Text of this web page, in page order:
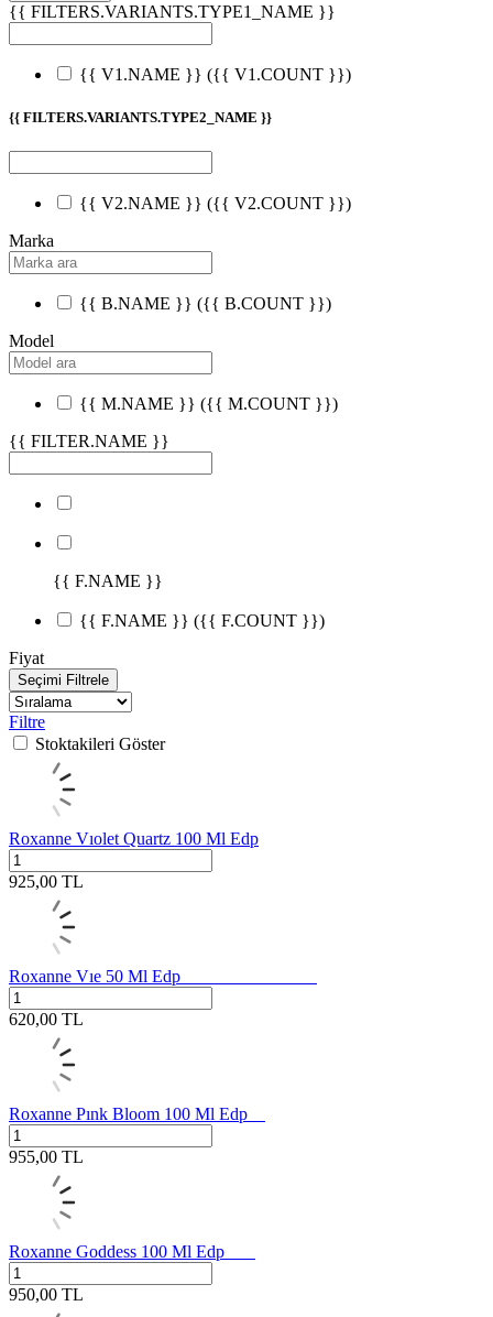
{{ FILTERS.VARIANTS.TYPE1_NAME }}
{{ V1.NAME }} ({{ V1.COUNT }})
{{ FILTERS.VARIANTS.TYPE2_NAME }}
{{ V2.NAME }} ({{ V2.COUNT }})
Marka
{{ B.NAME }} ({{ B.COUNT }})
Model
{{ M.NAME }} ({{ M.COUNT }})
{{ FILTER.NAME }}
{{ F.NAME }}
{{ F.NAME }} ({{ F.COUNT }})
Fiyat
Seçimi Filtrele
Filtre
Stoktakileri Göster
Roxanne Vıolet Quartz 100 Ml Edp
925,00 TL
Roxanne Vıe 50 Ml Edp
620,00 TL
Roxanne Pınk Bloom 100 Ml Edp
955,00 TL
Roxanne Goddess 100 Ml Edp
950,00 TL